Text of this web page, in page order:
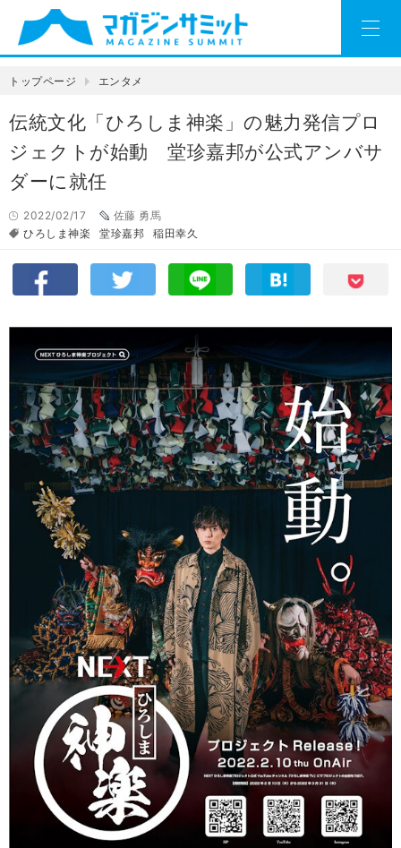
トップページ エンタメ
伝統文化「ひろしま神楽」の魅力発信プロ
ジェクトが始動 堂珍嘉邦が公式アンバサ
ダーに就任
2022/02/17
佐藤 勇馬
ひろしま神楽
堂珍嘉邦 稲田幸久